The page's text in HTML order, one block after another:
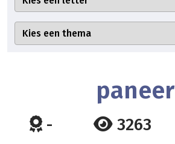
paneer
- 3263